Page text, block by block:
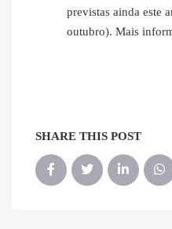
previstas ainda este
outubro). Mais
SHARE THIS POST